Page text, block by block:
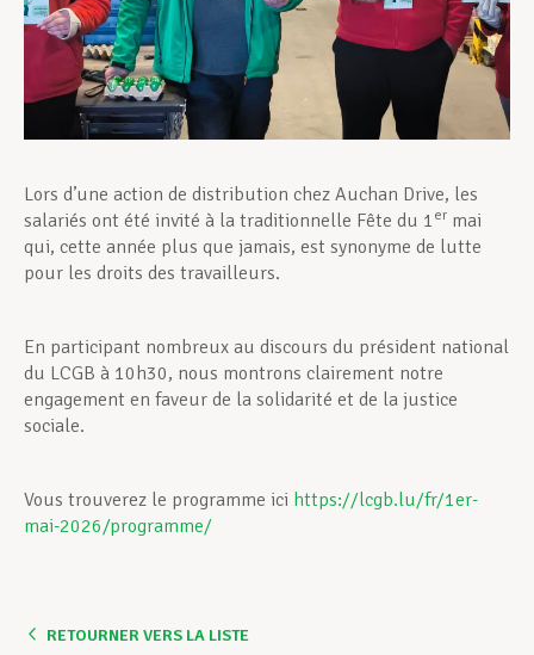
Actualités
Lors d’une action de distribution chez Auchan Drive, les
salariés ont été invité à la traditionnelle Fête du 1 er mai
qui, cette année plus que jamais, est synonyme de lutte
pour les droits des travailleurs.
En participant nombreux au discours du président national
du LCGB à 10h30, nous montrons clairement notre
engagement en faveur de la solidarité et de la justice
sociale.
Vous trouverez le programme ici https://lcgb.lu/fr/1er-
mai-2026/programme/
RETOURNER VERS LA LISTE